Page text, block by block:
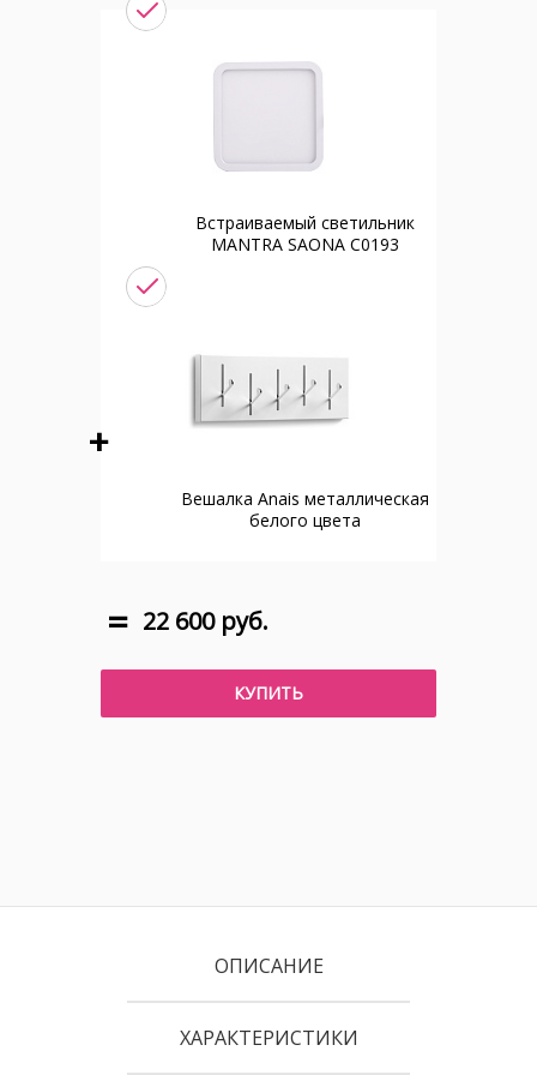
Встраиваемый светильник
MANTRA SAONA C0193
Вешалка Anais металлическая
белого цвета
22 600 руб.
КУПИТЬ
ОПИСАНИЕ
ХАРАКТЕРИСТИКИ